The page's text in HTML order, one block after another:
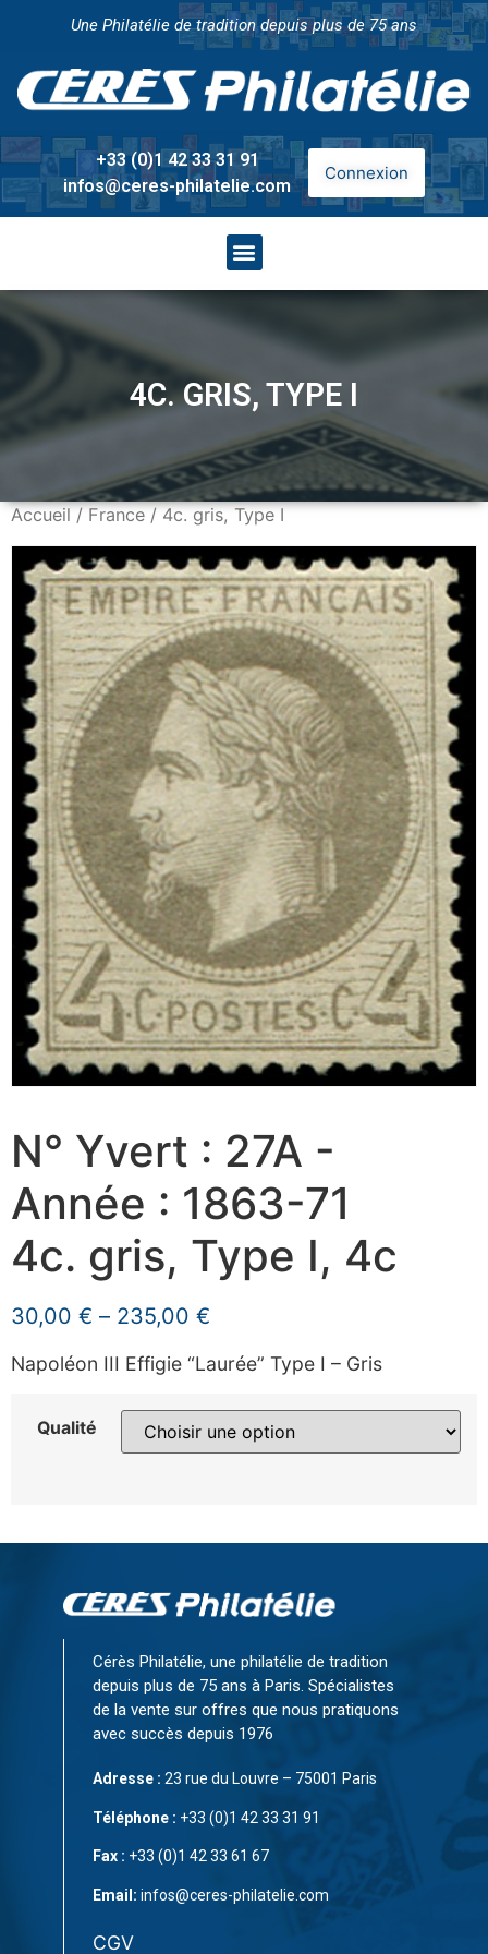
Une Philatélie de tradition depuis plus de 75 ans
+33 (0)1 42 33 31 91
infos@ceres-philatelie.com
Connexion
4C. GRIS, TYPE I
Accueil/France/ 4c. gris, Type I
N° Yvert : 27A -
Année : 1863-71
4c. gris, Type I, 4c
30,00 € – 235,00 €
Napoléon III Effigie “Laurée” Type I – Gris
Qualité
Cérès Philatélie, une philatélie de tradition
depuis plus de 75 ans à Paris. Spécialistes
de la vente sur offres que nous pratiquons
avec succès depuis 1976
Adresse : 23 rue du Louvre – 75001 Paris
Téléphone : +33 (0)1 42 33 31 91
Fax : +33 (0)1 42 33 61 67
Email: infos@ceres-philatelie.com
CGV